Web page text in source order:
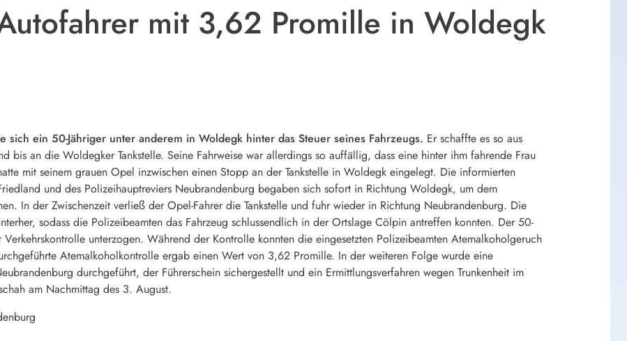
mit 3,62 Promille in Woldegk
sich ein 50-Jähriger unter anderem in Woldegk hinter das Steuer seines Fahrzeugs. Er schaffte es so aus
bis an die Woldegker Tankstelle. Seine Fahrweise war allerdings so auffällig, dass eine hinter ihm fahrende Frau
mit seinem grauen Opel inzwischen einen Stopp an der Tankstelle in Woldegk eingelegt. Die informierten
und des Polizeihauptreviers Neubrandenburg begaben sich sofort in Richtung Woldegk, um dem
In der Zwischenzeit verließ der Opel-Fahrer die Tankstelle und fuhr wieder in Richtung Neubrandenburg. Die
sodass die Polizeibeamten das Fahrzeug schlussendlich in der Ortslage Cölpin antreffen konnten. Der 50-
unterzogen. Während der Kontrolle konnten die eingesetzten Polizeibeamten Atemalkoholgeruch
Atemalkoholkontrolle ergab einen Wert von 3,62 Promille. In der weiteren Folge wurde eine
durchgeführt, der Führerschein sichergestellt und ein Ermittlungsverfahren wegen Trunkenheit im
am Nachmittag des 3. August.